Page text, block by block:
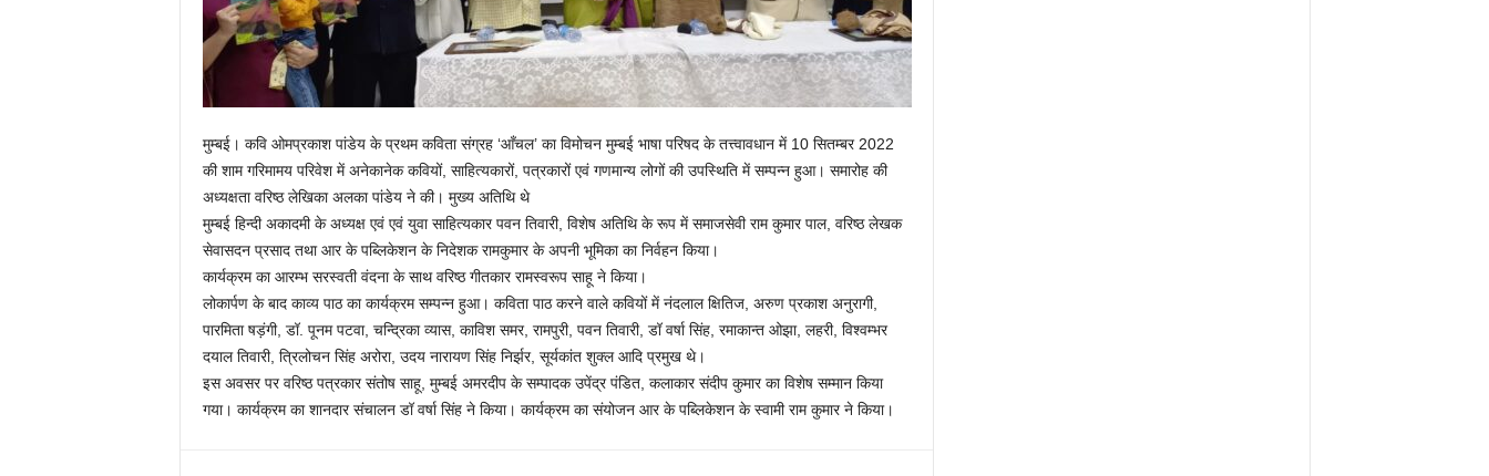
मुम्बई। कवि ओमप्रकाश पांडेय के प्रथम कविता संग्रह ‘आँचल’ का विमोचन मुम्बई भाषा परिषद के तत्त्वावधान में 10 सितम्बर 2022
की शाम गरिमामय परिवेश में अनेकानेक कवियों, साहित्यकारों, पत्रकारों एवं गणमान्य लोगों की उपस्थिति में सम्पन्न हुआ। समारोह की
अध्यक्षता वरिष्ठ लेखिका अलका पांडेय ने की। मुख्य अतिथि थे
मुम्बई हिन्दी अकादमी के अध्यक्ष एवं एवं युवा साहित्यकार पवन तिवारी, विशेष अतिथि के रूप में समाजसेवी राम कुमार पाल, वरिष्ठ लेखक
सेवासदन प्रसाद तथा आर के पब्लिकेशन के निदेशक रामकुमार के अपनी भूमिका का निर्वहन किया।
कार्यक्रम का आरम्भ सरस्वती वंदना के साथ वरिष्ठ गीतकार रामस्वरूप साहू ने किया।
लोकार्पण के बाद काव्य पाठ का कार्यक्रम सम्पन्न हुआ। कविता पाठ करने वाले कवियों में नंदलाल क्षितिज, अरुण प्रकाश अनुरागी,
पारमिता षड़ंगी, डॉ. पूनम पटवा, चन्द्रिका व्यास, काविश समर, रामपुरी, पवन तिवारी, डॉ वर्षा सिंह, रमाकान्त ओझा, लहरी, विश्वम्भर
दयाल तिवारी, त्रिलोचन सिंह अरोरा, उदय नारायण सिंह निर्झर, सूर्यकांत शुक्ल आदि प्रमुख थे।
इस अवसर पर वरिष्ठ पत्रकार संतोष साहू, मुम्बई अमरदीप के सम्पादक उपेंद्र पंडित, कलाकार संदीप कुमार का विशेष सम्मान किया
गया। कार्यक्रम का शानदार संचालन डॉ वर्षा सिंह ने किया। कार्यक्रम का संयोजन आर के पब्लिकेशन के स्वामी राम कुमार ने किया।